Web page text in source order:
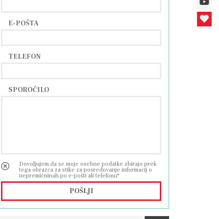
E-POŠTA
TELEFON
SPOROČILO
Dovoljujem da se moje osebne podatke zbirajo prek
tega obrazca za stike za posredovanje informacij o
nepremičninah po e-pošti ali telefonu*
POŠLJI